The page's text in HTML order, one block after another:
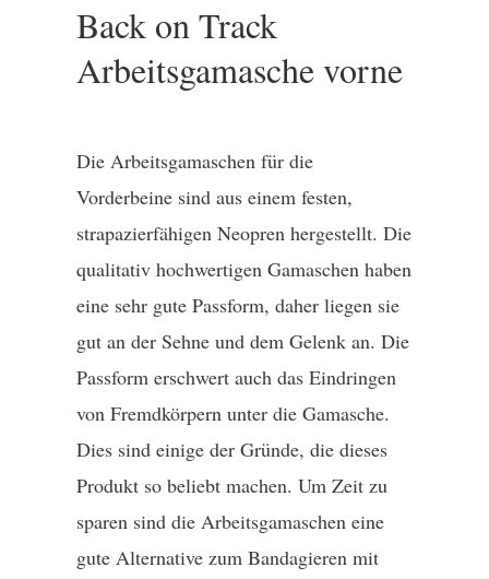
Back on Track
Arbeitsgamasche vorne
Die Arbeitsgamaschen für die
Vorderbeine sind aus einem festen,
strapazierfähigen Neopren hergestellt. Die
qualitativ hochwertigen Gamaschen haben
eine sehr gute Passform, daher liegen sie
gut an der Sehne und dem Gelenk an. Die
Passform erschwert auch das Eindringen
von Fremdkörpern unter die Gamasche.
Dies sind einige der Gründe, die dieses
Produkt so beliebt machen. Um Zeit zu
sparen sind die Arbeitsgamaschen eine
gute Alternative zum Bandagieren mit